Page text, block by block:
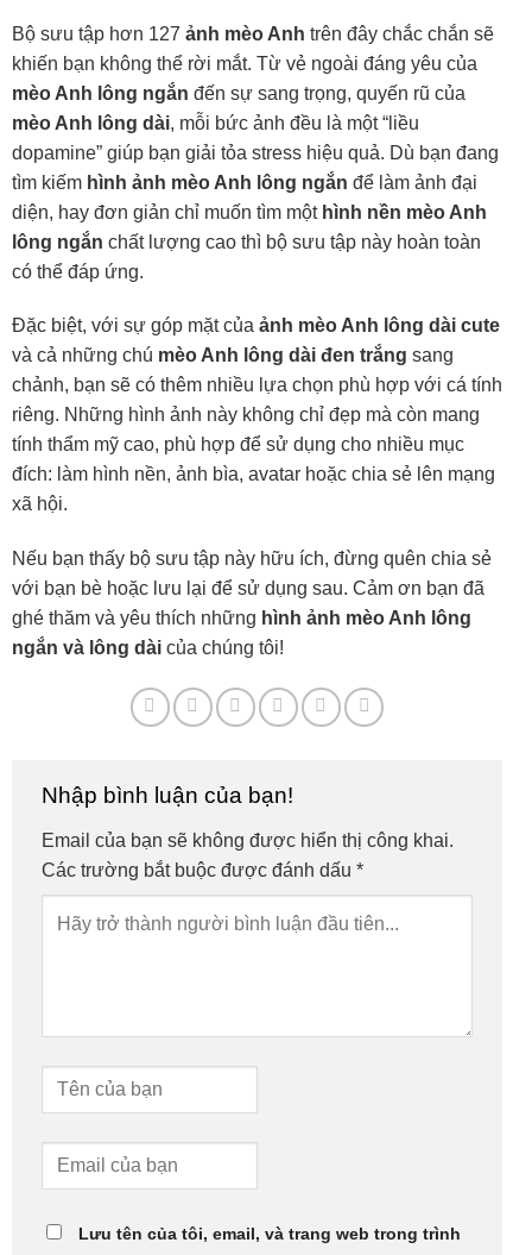
Bộ sưu tập hơn 127 ảnh mèo Anh trên đây chắc chắn sẽ
khiến bạn không thể rời mắt. Từ vẻ ngoài đáng yêu của
mèo Anh lông ngắn đến sự sang trọng, quyến rũ của
mèo Anh lông dài, mỗi bức ảnh đều là một “liều
dopamine” giúp bạn giải tỏa stress hiệu quả. Dù bạn đang
tìm kiếm hình ảnh mèo Anh lông ngắn để làm ảnh đại
diện, hay đơn giản chỉ muốn tìm một hình nền mèo Anh
lông ngắn chất lượng cao thì bộ sưu tập này hoàn toàn
có thể đáp ứng.
Đặc biệt, với sự góp mặt của ảnh mèo Anh lông dài cute
và cả những chú mèo Anh lông dài đen trắng sang
chảnh, bạn sẽ có thêm nhiều lựa chọn phù hợp với cá tính
riêng. Những hình ảnh này không chỉ đẹp mà còn mang
tính thẩm mỹ cao, phù hợp để sử dụng cho nhiều mục
đích: làm hình nền, ảnh bìa, avatar hoặc chia sẻ lên mạng
xã hội.
Nếu bạn thấy bộ sưu tập này hữu ích, đừng quên chia sẻ
với bạn bè hoặc lưu lại để sử dụng sau. Cảm ơn bạn đã
ghé thăm và yêu thích những hình ảnh mèo Anh lông
ngắn và lông dài của chúng tôi!
Nhập bình luận của bạn!
Email của bạn sẽ không được hiển thị công khai.
Các trường bắt buộc được đánh dấu *
Lưu tên của tôi, email, và trang web trong trình